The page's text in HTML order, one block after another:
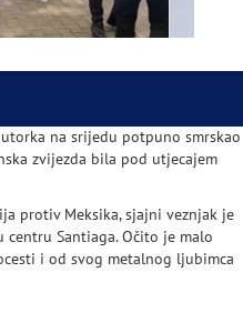
na srijedu potpuno smrskao
zvijezda bila pod utjecajem
protiv Meksika, sjajni veznjak je
Santiaga. Očito je malo
i od svog metalnog ljubimca